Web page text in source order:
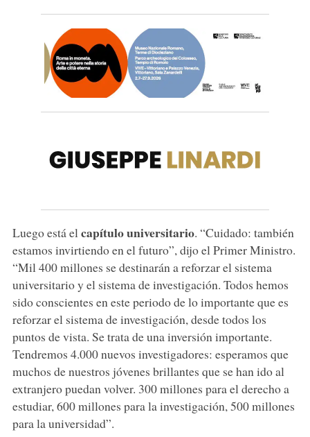
Luego está el capítulo universitario. “Cuidado: también
estamos invirtiendo en el futuro”, dijo el Primer Ministro.
“Mil 400 millones se destinarán a reforzar el sistema
universitario y el sistema de investigación. Todos hemos
sido conscientes en este periodo de lo importante que es
reforzar el sistema de investigación, desde todos los
puntos de vista. Se trata de una inversión importante.
Tendremos 4.000 nuevos investigadores: esperamos que
muchos de nuestros jóvenes brillantes que se han ido al
extranjero puedan volver. 300 millones para el derecho a
estudiar, 600 millones para la investigación, 500 millones
para la universidad”.